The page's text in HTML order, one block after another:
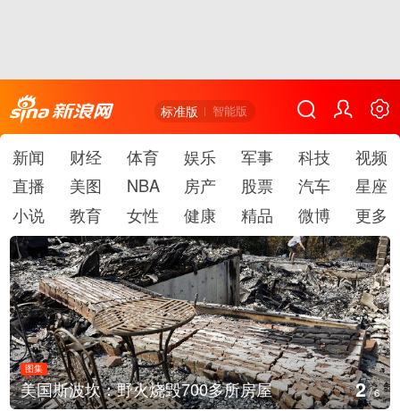
标准版 智能版
新闻 财经 体育 娱乐 军事 科技
视频
直播
美图 NBA 房产 股票 汽车
星座
小说
教育 女性 健康 精品 微博 更多
多所房屋
图集
叙利亚：大马士革发生
3/6